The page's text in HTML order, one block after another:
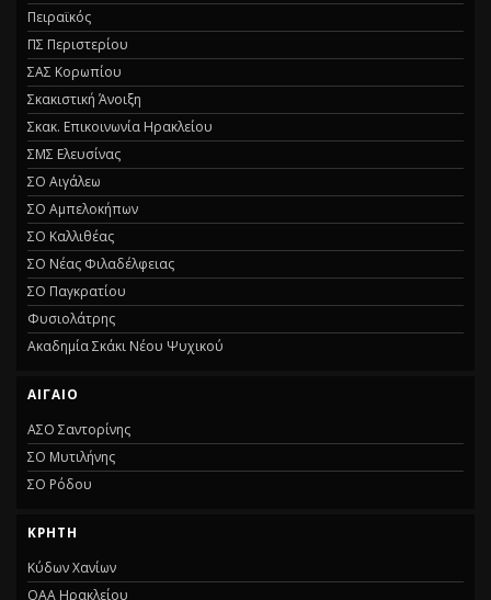
Πειραϊκός
ΠΣ Περιστερίου
ΣΑΣ Κορωπίου
Σκακιστική Άνοιξη
Σκακ. Επικοινωνία Ηρακλείου
ΣΜΣ Ελευσίνας
ΣΟ Αιγάλεω
ΣΟ Αμπελοκήπων
ΣΟ Καλλιθέας
ΣΟ Νέας Φιλαδέλφειας
ΣΟ Παγκρατίου
Φυσιολάτρης
Ακαδημία Σκάκι Νέου Ψυχικού
ΑΙΓΑΙΟ
ΑΣΟ Σαντορίνης
ΣΟ Μυτιλήνης
ΣΟ Ρόδου
ΚΡΗΤΗ
Κύδων Χανίων
ΟΑΑ Ηρακλείου